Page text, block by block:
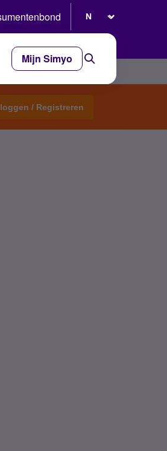
Mijn Simyo
/ Registreren